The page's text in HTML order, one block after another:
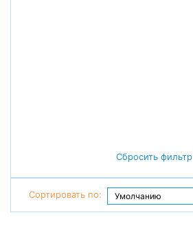
Сбросить фильтр
Сортировать по: